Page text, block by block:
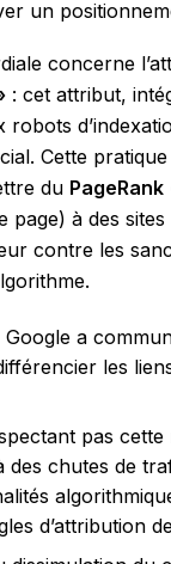
un
concerne
: cet attribut,
robots
Cette
du PageRank
page) à des
contre les
Google a
les
pas
des chutes de
d’attribution